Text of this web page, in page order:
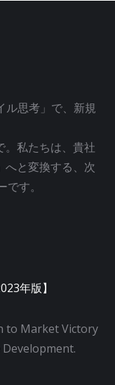
ル思考」で、新規
。私たちは、貴社
へと変換する、次
す。
年版】
to Market Victory